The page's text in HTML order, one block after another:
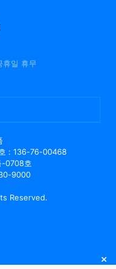
휴일 휴무
: 136-76-00468
-0708호
9000
Reserved.
닫